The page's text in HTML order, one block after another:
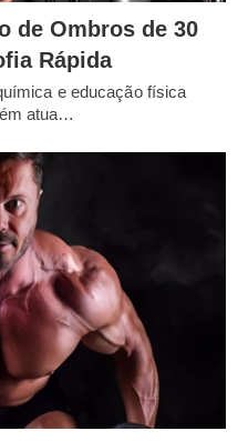
de Ombros de 30
Rápida
e educação física
atua…